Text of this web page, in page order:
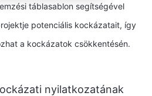
táblasablon segítségével
potenciális kockázatait, így
a kockázatok csökkentésén.
nyilatkozatának